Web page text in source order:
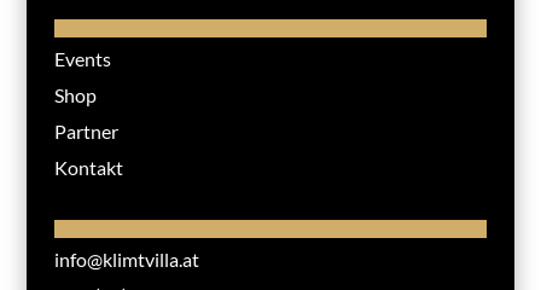
Events
Shop
Partner
Kontakt
info@klimtvilla.at